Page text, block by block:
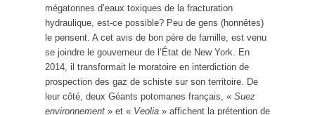
mégatonnes d’eaux toxiques de la fracturation
hydraulique, est-ce possible? Peu de gens (honnêtes)
le pensent. A cet avis de bon père de famille, est venu
se joindre le gouverneur de l’État de New York. En
2014, il transformait le moratoire en interdiction de
prospection des gaz de schiste sur son territoire. De
leur côté, deux Géants potomanes français, « Suez
environnement » et « Veolia » affichent la prétention de